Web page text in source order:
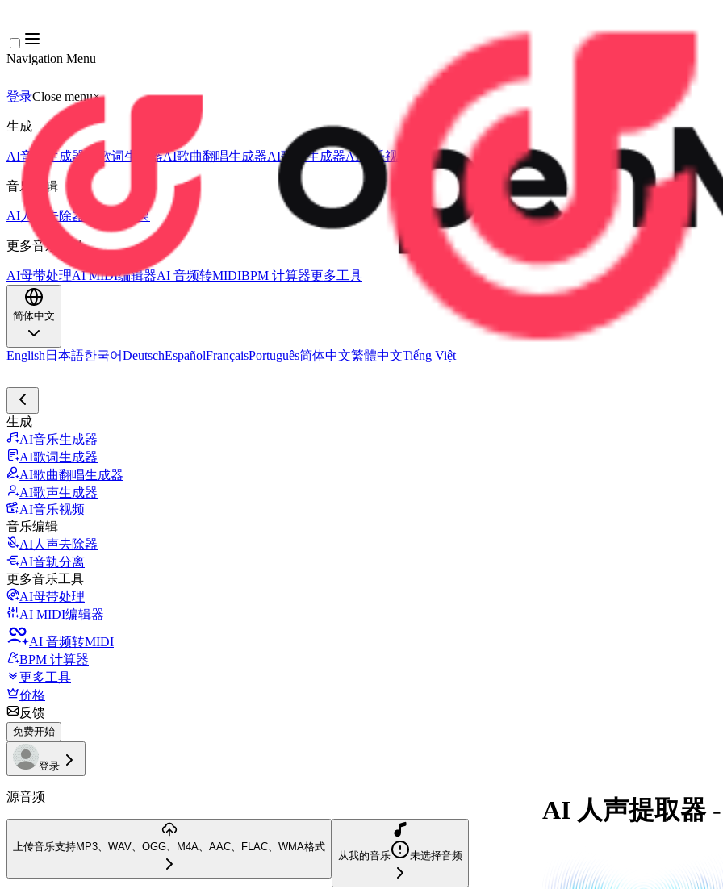
Navigation Menu
登录Close menu×
生成
AI音乐生成器 AI歌词生成器AI歌曲翻唱生成器AI歌声生成器AI音乐视频
音乐编辑
AI人声去除器 AI音轨分离
更多音乐工具
AI母带处理AI MIDI编辑器AI 音频转MIDIBPM 计算器更多工具
简体中文
English 日本語한국어DeutschEspañolFrançaisPortuguês简体中文繁體中文Tiếng Việt
生成
AI音乐生成器
AI歌词生成器
AI歌曲翻唱生成器
AI歌声生成器
AI音乐视频
音乐编辑
AI人声去除器
AI音轨分离
更多音乐工具
AI母带处理
AI MIDI编辑器
AI 音频转MIDI
BPM 计算器
更多工具
价格
反馈
免费开始
登录
源音频
上传音乐支持MP3、WAV、OGG、M4A、AAC、FLAC、WMA格式
从我的音乐 未选择音频
AI 人声提取器